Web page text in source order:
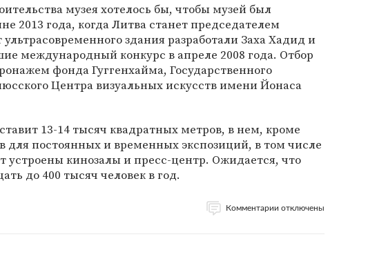
музея хотелось бы, чтобы музей был
2013 года, когда Литва станет председателем
здания разработали Заха Хадид и
международный конкурс в апреле 2008 года. Отбор
фонда Гуггенхайма, Государственного
Центра визуальных искусств имени Йонаса
13-14 тысяч квадратных метров, в нем, кроме
для постоянных и временных экспозиций, в том числе
устроены кинозалы и пресс-центр. Ожидается, что
до 400 тысяч человек в год.
Комментарии отключены